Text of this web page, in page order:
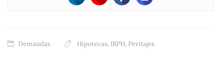
Demandas Hipotecas, IRPH, Peritajes